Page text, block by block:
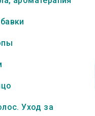
Уход за